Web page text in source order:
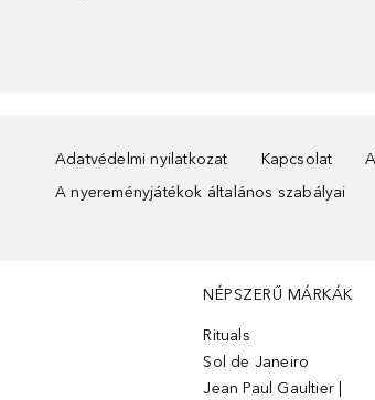
Adatvédelmi nyilatkozat Kapcsolat
A nyereményjátékok általános szabályai
NÉPSZERŰ MÁRKÁK
Rituals
Sol de Janeiro
Jean Paul Gaultier |